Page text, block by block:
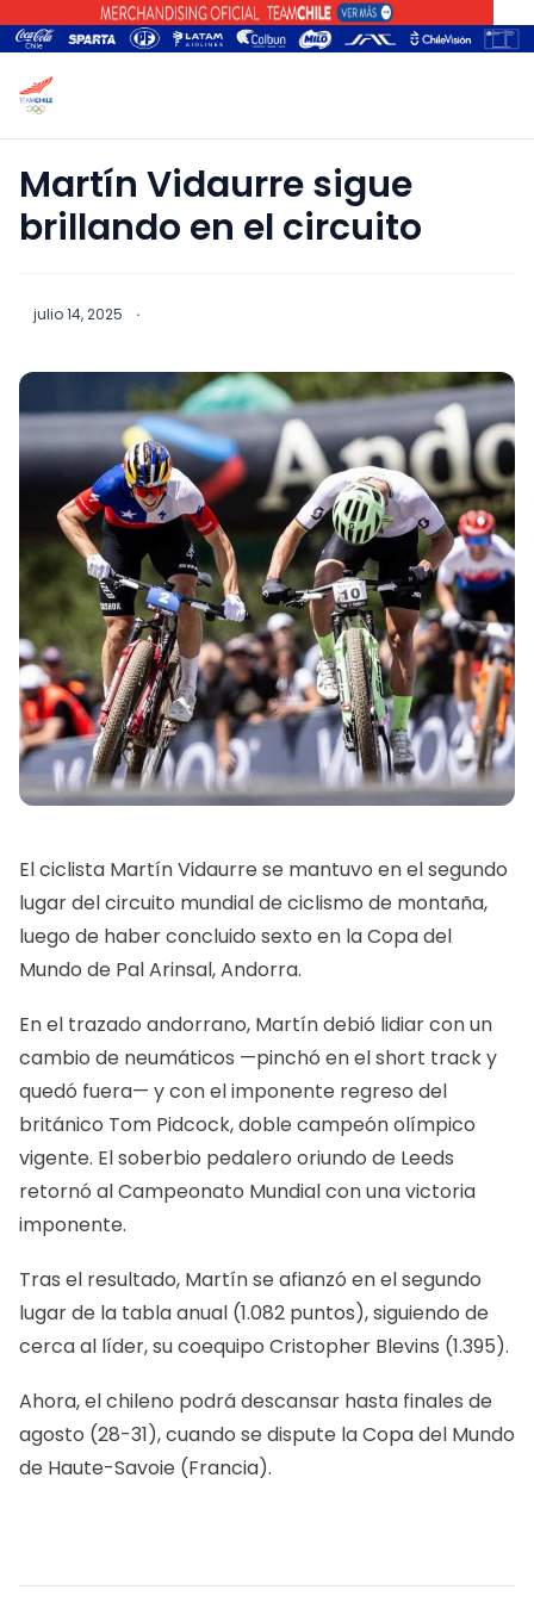
Martín Vidaurre sigue
brillando en el circuito
julio 14, 2025 ·
El ciclista Martín Vidaurre se mantuvo en el segundo
lugar del circuito mundial de ciclismo de montaña,
luego de haber concluido sexto en la Copa del
Mundo de Pal Arinsal, Andorra.
En el trazado andorrano, Martín debió lidiar con un
cambio de neumáticos —pinchó en el short track y
quedó fuera— y con el imponente regreso del
británico Tom Pidcock, doble campeón olímpico
vigente. El soberbio pedalero oriundo de Leeds
retornó al Campeonato Mundial con una victoria
imponente.
Tras el resultado, Martín se afianzó en el segundo
lugar de la tabla anual (1.082 puntos), siguiendo de
cerca al líder, su coequipo Cristopher Blevins (1.395).
Ahora, el chileno podrá descansar hasta finales de
agosto (28-31), cuando se dispute la Copa del Mundo
de Haute-Savoie (Francia).